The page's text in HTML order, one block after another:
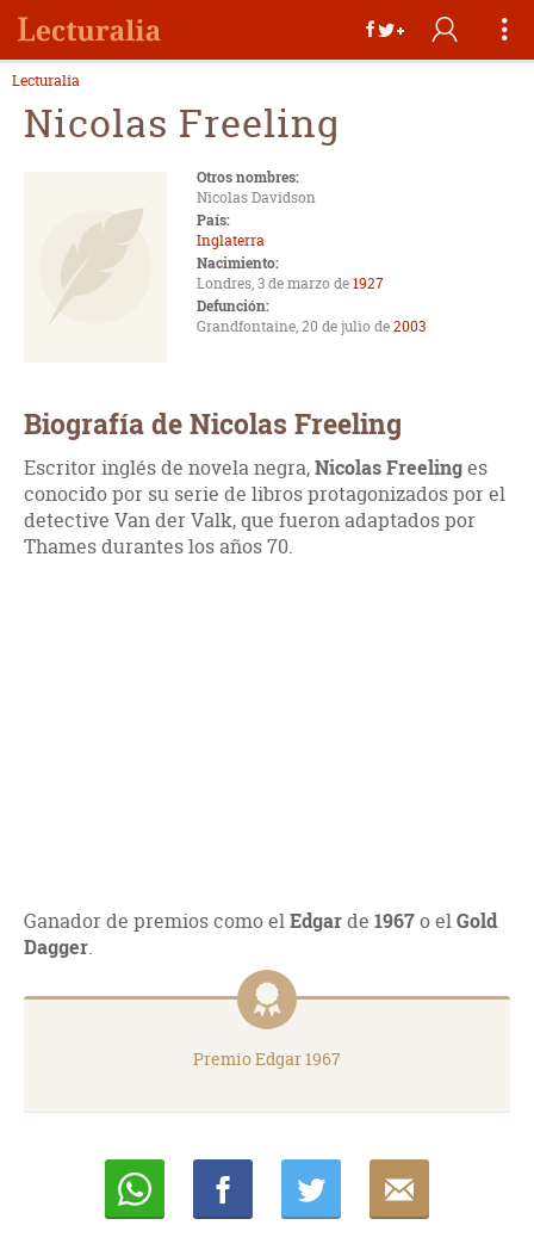
Lecturalia
Nicolas Freeling
Otros nombres:
Nicolas Davidson
País:
Inglaterra
Nacimiento:
Londres, 3 de marzo de1927
Defunción:
Grandfontaine, 20 de julio de2003
Biografía de Nicolas Freeling
Escritor inglés de novela negra,Nicolas Freelinges
conocido por su serie de libros protagonizados por el
detective Van der Valk, que fueron adaptados por
Thames durantes los años 70.
Ganador de premios como elEdgarde 1967o elGold
Dagger.
Premio Edgar 1967